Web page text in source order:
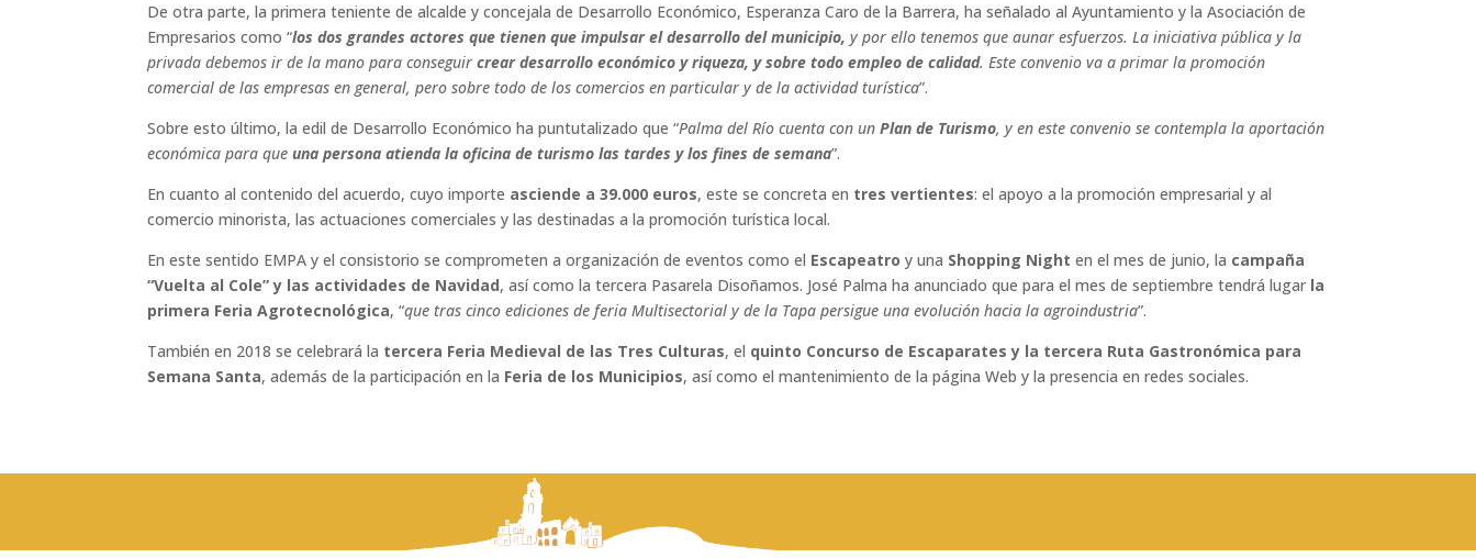
De otra parte, la primera teniente de alcalde y concejala de Desarrollo Económico, Esperanza Caro de la Barrera, ha señalado al Ayuntamiento y la Asociación de
Empresarios como “los dos grandes actores que tienen que impulsar el desarrollo del municipio, y por ello tenemos que aunar esfuerzos. La iniciativa pública y la
privada debemos ir de la mano para conseguircrear desarrollo económico y riqueza, y sobre todo empleo de calidad. Este convenio va a primar la promoción
comercial de las empresas en general, pero sobre todo de los comercios en particular y de la actividad turística”.
Sobre esto último, la edil de Desarrollo Económico ha puntutalizado que “Palma del Río cuenta con unPlan de Turismo, y en este convenio se contempla la aportación
económica para queuna persona atienda la oficina de turismo las tardes y los fines de semana”.
En cuanto al contenido del acuerdo, cuyo importe asciende a 39.000 euros, este se concreta en tres vertientes: el apoyo a la promoción empresarial y al
comercio minorista, las actuaciones comerciales y las destinadas a la promoción turística local.
En este sentido EMPA y el consistorio se comprometen a organización de eventos como el Escapeatroy una Shopping Nighten el mes de junio, la campaña
“Vuelta al Cole” y las actividades de Navidad, así como la tercera Pasarela Disoñamos. José Palma ha anunciado que para el mes de septiembre tendrá lugar la
primera Feria Agrotecnológica, “que tras cinco ediciones de feria Multisectorial y de la Tapa persigue una evolución hacia la agroindustria”.
También en 2018 se celebrará la tercera Feria Medieval de las Tres Culturas, el quinto Concurso de Escaparates y la tercera Ruta Gastronómica para
Semana Santa, además de la participación en la Feria de los Municipios, así como el mantenimiento de la página Web y la presencia en redes sociales.